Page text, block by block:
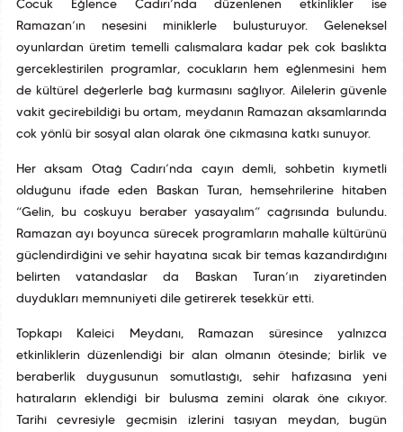
Çocuk Eğlence Çadırı’nda düzenlenen etkinlikler ise
Ramazan’ın neşesini miniklerle buluşturuyor. Geleneksel
oyunlardan üretim temelli çalışmalara kadar pek çok başlıkta
gerçekleştirilen programlar, çocukların hem eğlenmesini hem
de kültürel değerlerle bağ kurmasını sağlıyor. Ailelerin güvenle
vakit geçirebildiği bu ortam, meydanın Ramazan akşamlarında
çok yönlü bir sosyal alan olarak öne çıkmasına katkı sunuyor.
Her akşam Otağ Çadırı’nda çayın demli, sohbetin kıymetli
olduğunu ifade eden Başkan Turan, hemşehrilerine hitaben
“Gelin, bu coşkuyu beraber yaşayalım” çağrısında bulundu.
Ramazan ayı boyunca sürecek programların mahalle kültürünü
güçlendirdiğini ve şehir hayatına sıcak bir temas kazandırdığını
belirten vatandaşlar da Başkan Turan’ın ziyaretinden
duydukları memnuniyeti dile getirerek teşekkür etti.
Topkapı Kaleiçi Meydanı, Ramazan süresince yalnızca
etkinliklerin düzenlendiği bir alan olmanın ötesinde; birlik ve
beraberlik duygusunun somutlaştığı, şehir hafızasına yeni
hatıraların eklendiği bir buluşma zemini olarak öne çıkıyor.
Tarihî çevresiyle geçmişin izlerini taşıyan meydan, bugün